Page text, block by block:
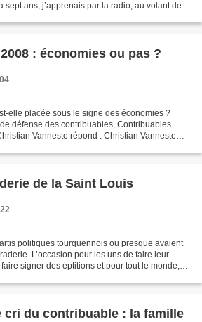
sept ans, j’apprenais par la radio, au volant de
: économies ou pas ?
elle placée sous le signe des économies ?
défense des contribuables, Contribuables
Vanneste répond : Christian Vanneste
de la Saint Louis
politiques tourquennois ou presque avaient
L’occasion pour les uns de faire leur
signer des éptitions et pour tout le monde,
cri du contribuable : la famille